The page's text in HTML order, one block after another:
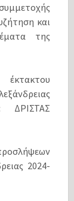
και
της
ΔΡΙΣΤΑΣ
2024-